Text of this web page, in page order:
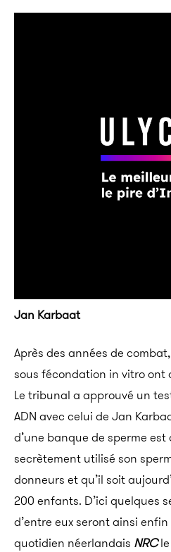
Jan Karbaat
Après des années de
sous fécondation in vitro ont
Le tribunal a approuvé un
ADN avec celui de Jan
d’une banque de sperme est
secrètement utilisé son
donneurs et qu’il soit
200 enfants. D’ici quelques
d’entre eux seront ainsi
quotidien néerlandais NRCle